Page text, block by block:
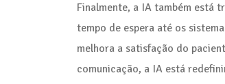
Finalmente, a IA também está
tempo de espera até os
melhora a satisfação do
comunicação, a IA está